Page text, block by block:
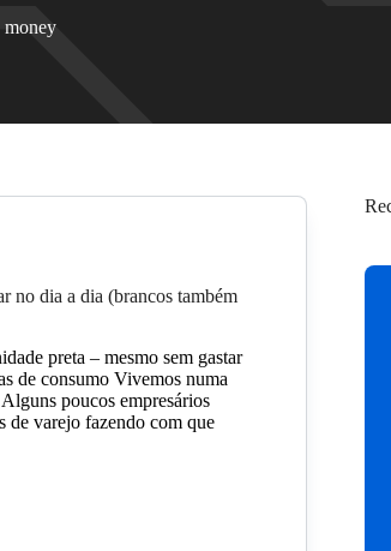
money
no dia a dia (brancos também
preta – mesmo sem gastar
de consumo Vivemos numa
poucos empresários
de varejo fazendo com que